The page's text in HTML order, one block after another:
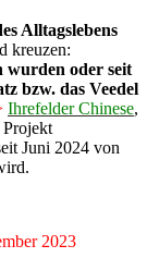
Alltagslebens
kreuzen:
wurden oder seit
bzw. das Veedel
Ihrefelder Chinese,
Projekt
Juni 2024 von
2023